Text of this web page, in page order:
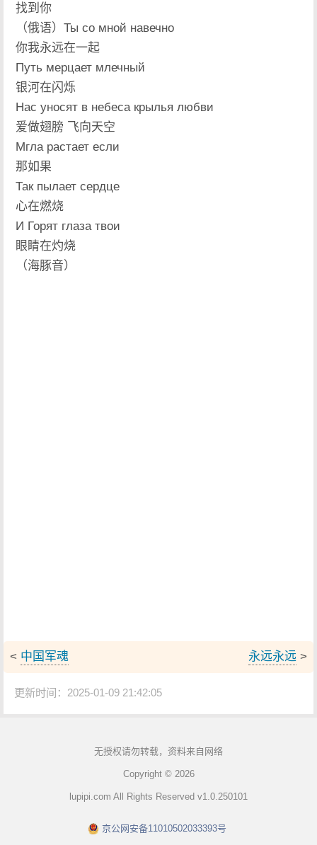
找到你
（俄语）Ты со мной навечно
你我永远在一起
Путь мерцает млечный
银河在闪烁
Нас уносят в небеса крылья любви
爱做翅膀 飞向天空
Мгла растает если
那如果
Так пылает сердце
心在燃烧
И Горят глаза твои
眼睛在灼烧
（海豚音）
< 中国军魂 永远永远 >
更新时间：2025-01-09 21:42:05
无授权请勿转载，资料来自网络
Copyright © 2026
lupipi.com All Rights Reserved v1.0.250101
京公网安备11010502033393号